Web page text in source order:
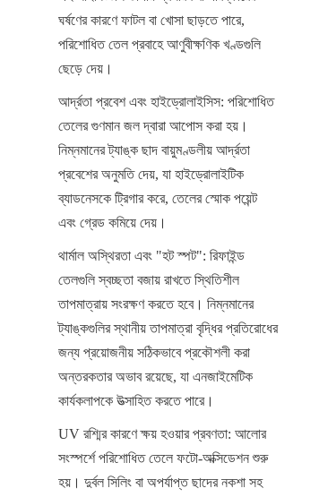
ঘর্ষণের কারণে ফাটল বা খোসা ছাড়তে পারে,
পরিশোধিত তেল প্রবাহে আণুবীক্ষণিক খণ্ডগুলি
ছেড়ে দেয়।
আর্দ্রতা প্রবেশ এবং হাইড্রোলাইসিস: পরিশোধিত
তেলের গুণমান জল দ্বারা আপোস করা হয়।
নিম্নমানের ট্যাঙ্ক ছাদ বায়ুমণ্ডলীয় আর্দ্রতা
প্রবেশের অনুমতি দেয়, যা হাইড্রোলাইটিক
ব্যাডনেসকে ট্রিগার করে, তেলের স্মোক পয়েন্ট
এবং গ্রেড কমিয়ে দেয়।
থার্মাল অস্থিরতা এবং "হট স্পট": রিফাইন্ড
তেলগুলি স্বচ্ছতা বজায় রাখতে স্থিতিশীল
তাপমাত্রায় সংরক্ষণ করতে হবে। নিম্নমানের
ট্যাঙ্কগুলির স্থানীয় তাপমাত্রা বৃদ্ধির প্রতিরোধের
জন্য প্রয়োজনীয় সঠিকভাবে প্রকৌশলী করা
অন্তরকতার অভাব রয়েছে, যা এনজাইমেটিক
কার্যকলাপকে উত্সাহিত করতে পারে।
UV রশ্মির কারণে ক্ষয় হওয়ার প্রবণতা: আলোর
সংস্পর্শে পরিশোধিত তেলে ফটো-অক্সিডেশন শুরু
হয়। দুর্বল সিলিং বা অপর্যাপ্ত ছাদের নকশা সহ